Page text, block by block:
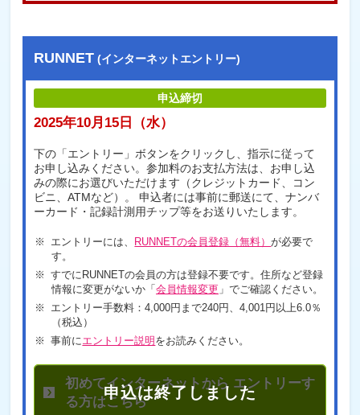
RUNNET (インターネットエントリー)
申込締切
2025年10月15日（水）
下の「エントリー」ボタンをクリックし、指示に従って
お申し込みください。参加料のお支払方法は、お申し込
みの際にお選びいただけます（クレジットカード、コン
ビニ、ATMなど）。 申込者には事前に郵送にて、ナンバ
ーカード・記録計測用チップ等をお送りいたします。
エントリーには、 RUNNETの会員登録（無料）が必要で
す。
すでにRUNNETの会員の方は登録不要です。住所など登録
情報に変更がないか「会員情報変更 」でご確認ください。
エントリー手数料：4,000円まで240円、4,001円以上6.0％
（税込）
事前に エントリー説明をお読みください。
初めてインターネットから エントリーす
る方はこちら